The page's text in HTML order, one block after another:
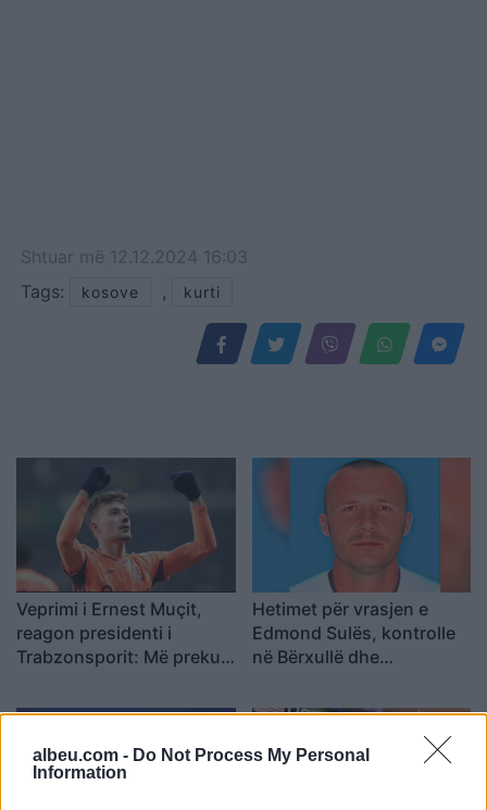
albeu.com - Do Not Process My Personal
Information
Shtuar më 12.12.2024 16:03
Tags:
kosove , kurti
Veprimi i Ernest Muçit,
reagon presidenti i
Trabzonsporit: Më preku
Hetimet për vrasjen e
Edmond Sulës, kontrolle
në Bërxullë dhe
t’u marrë në pyetje